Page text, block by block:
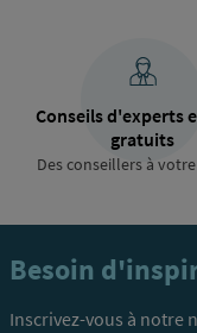
Conseils d'experts
gratuits
Des conseillers à
Besoin
Inscrivez-vous à notre